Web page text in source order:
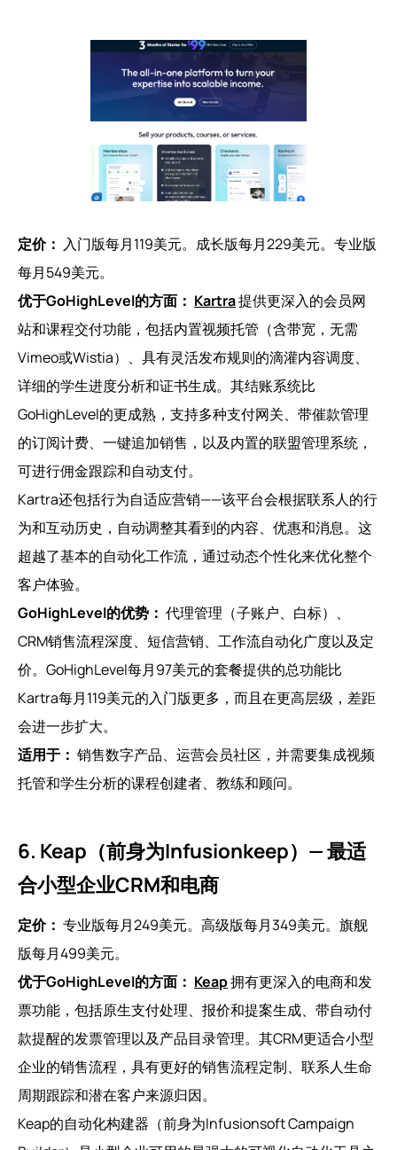
定价： 入门版每月119美元。成长版每月229美元。专业版
每月549美元。
优于GoHighLevel的方面： Kartra提供更深入的会员网
站和课程交付功能，包括内置视频托管（含带宽，无需
Vimeo或Wistia）、具有灵活发布规则的滴灌内容调度、
详细的学生进度分析和证书生成。其结账系统比
GoHighLevel的更成熟，支持多种支付网关、带催款管理
的订阅计费、一键追加销售，以及内置的联盟管理系统，
可进行佣金跟踪和自动支付。
Kartra还包括行为自适应营销——该平台会根据联系人的行
为和互动历史，自动调整其看到的内容、优惠和消息。这
超越了基本的自动化工作流，通过动态个性化来优化整个
客户体验。
GoHighLevel的优势： 代理管理（子账户、白标）、
CRM销售流程深度、短信营销、工作流自动化广度以及定
价。GoHighLevel每月97美元的套餐提供的总功能比
Kartra每月119美元的入门版更多，而且在更高层级，差距
会进一步扩大。
适用于： 销售数字产品、运营会员社区，并需要集成视频
托管和学生分析的课程创建者、教练和顾问。
6. Keap（前身为Infusionkeep）— 最适
合小型企业CRM和电商
定价： 专业版每月249美元。高级版每月349美元。旗舰
版每月499美元。
优于GoHighLevel的方面： Keap拥有更深入的电商和发
票功能，包括原生支付处理、报价和提案生成、带自动付
款提醒的发票管理以及产品目录管理。其CRM更适合小型
企业的销售流程，具有更好的销售流程定制、联系人生命
周期跟踪和潜在客户来源归因。
Keap的自动化构建器（前身为Infusionsoft Campaign